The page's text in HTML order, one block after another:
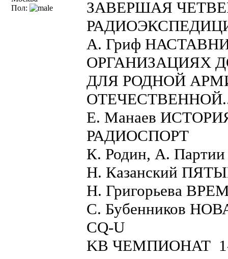
Пол:
ЗАВЕРШАЯ
А. Гриф
ОРГАНИЗАЦИЯХ
ДЛЯ РОДНОЙ
Е. Манаев
РАДИОСПОРТ
К. Родин, А.
Н. Казанский
Н. Григорьева
С. Бубенников
CQ-U
KB ЧЕМПИОНАТ